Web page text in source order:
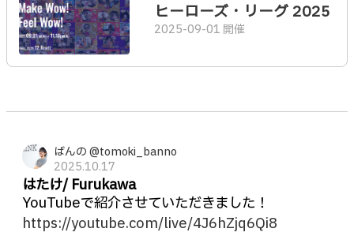
ヒーローズ・リーグ 2025
2025-09-01 開催
ばんの @tomoki_banno
2025.10.17
はたけ/ Furukawa
YouTubeで紹介させていただきました！
https://youtube.com/live/4J6hZjq6Qi8